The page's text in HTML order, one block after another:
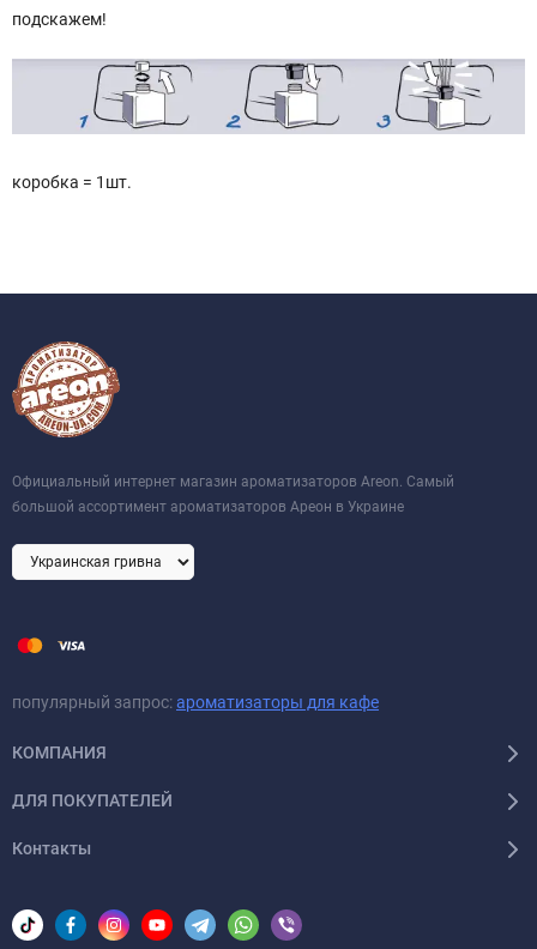
подскажем!
коробка = 1шт.
Официальный интернет магазин ароматизаторов Areon. Самый
большой ассортимент ароматизаторов Ареон в Украине
популярный запрос:ароматизаторы для кафе
КОМПАНИЯ
ДЛЯ ПОКУПАТЕЛЕЙ
Контакты